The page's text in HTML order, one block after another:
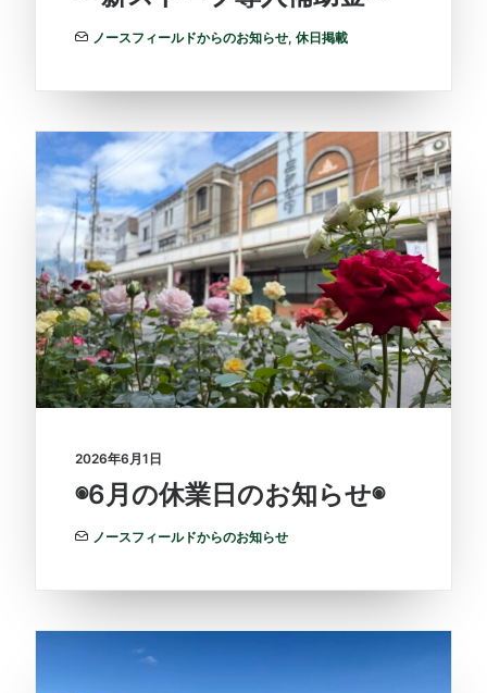
ノースフィールドからのお知らせ, 休日掲載
2026年6月1日
◉6月の休業日のお知らせ◉
ノースフィールドからのお知らせ